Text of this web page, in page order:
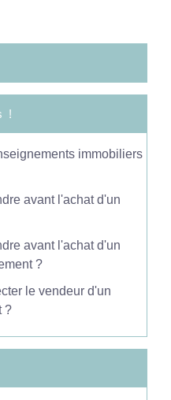
!
immobiliers
avant l'achat d'un
avant l'achat d'un
?
le vendeur d'un
?